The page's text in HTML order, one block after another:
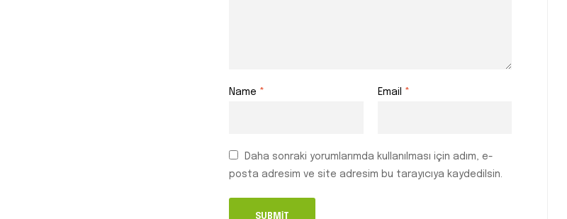
Name * Email *
Daha sonraki yorumlarımda kullanılması için adım, e-
posta adresim ve site adresim bu tarayıcıya kaydedilsin.